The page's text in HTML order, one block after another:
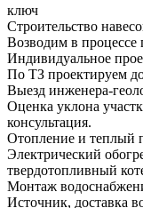
ключ
Строительство
Возводим в процессе
Индивидуальное
По ТЗ проектируем
Выезд инженера-
Оценка уклона
консультация.
Отопление и теплый
Электрический
твердотопливный
Монтаж
Источник, доставка